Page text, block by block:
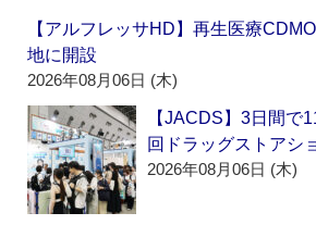
【アルフレッサHD】再生医療
地に開設
2026年08月06日 (木)
【JACDS】3日間で
回ドラッグストアシ
2026年08月06日 (木)